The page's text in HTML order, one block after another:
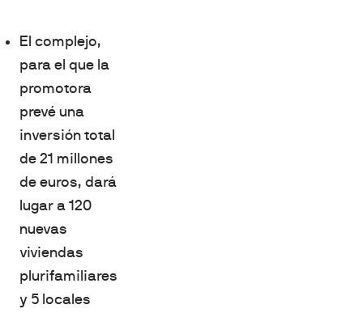
El complejo,
para el que la
promotora
prevé una
inversión total
de 21 millones
de euros, dará
lugar a 120
nuevas
viviendas
plurifamiliares
y 5 locales